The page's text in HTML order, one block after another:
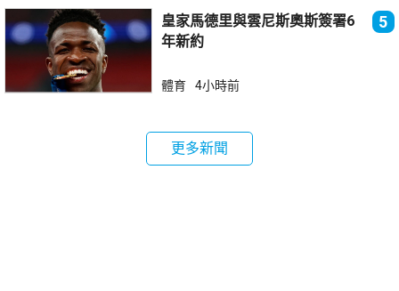
皇家馬德里與雲尼斯奧斯簽署6
年新約
5
體育 4小時前
更多新聞